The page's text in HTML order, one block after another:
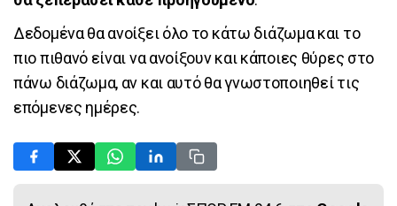
Δεδομένα θα ανοίξει όλο το κάτω διάζωμα και το
πιο πιθανό είναι να ανοίξουν και κάποιες θύρες στο
πάνω διάζωμα, αν και αυτό θα γνωστοποιηθεί τις
επόμενες ημέρες.